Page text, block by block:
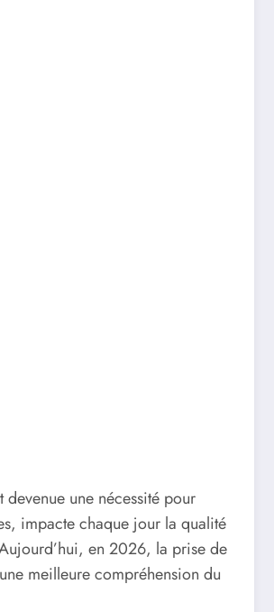
une nécessité pour
impacte chaque jour la qualité
en 2026, la prise de
meilleure compréhension du